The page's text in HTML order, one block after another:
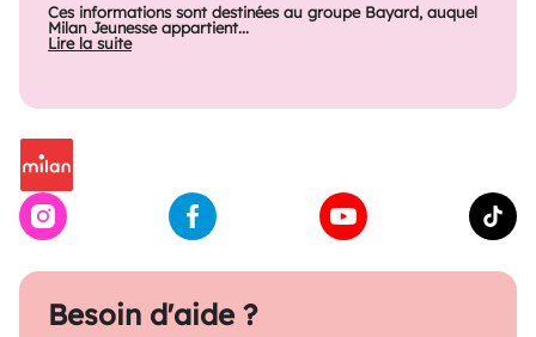
Besoin d'aide ?
Ces informations sont destinées au groupe Bayard, auquel
Milan Jeunesse appartient...
Lire la suite